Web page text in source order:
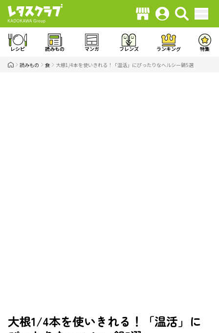
レシピ 読みもの マンガ フレンズ ランキング 特集
読みもの 食 大根1/4本を使いきれる！「温活」にぴったりなヘルシー鍋5選
大根1/4本を使いきれる！「温活」に